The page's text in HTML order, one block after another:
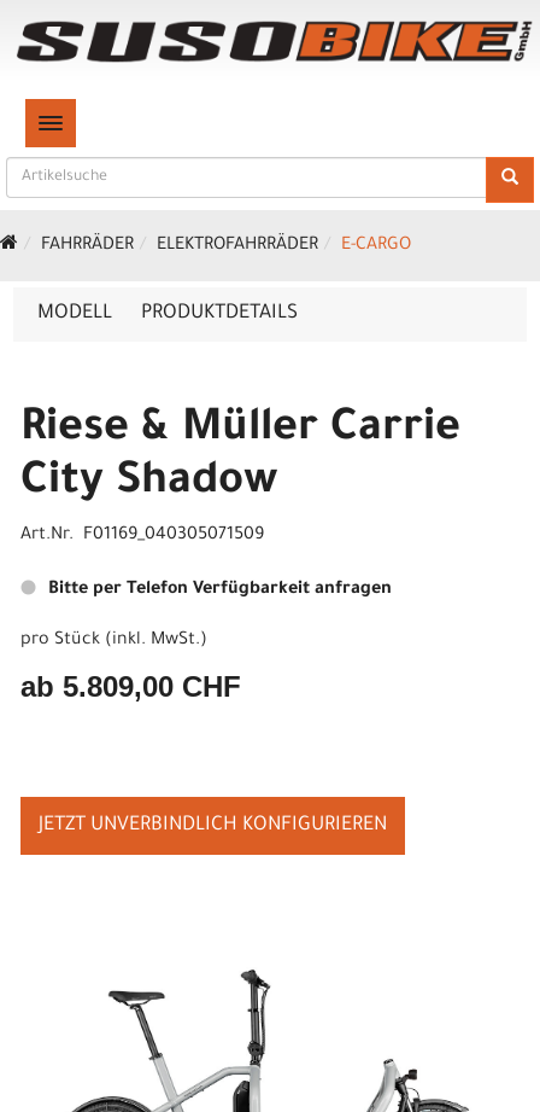
TOGGLE NAVIGATION
FAHRRÄDER ELEKTROFAHRRÄDER E-CARGO
MODELL PRODUKTDETAILS
Riese & Müller Carrie
City Shadow
Art.Nr. F01169_040305071509
Bitte per Telefon Verfügbarkeit anfragen
pro Stück (inkl. MwSt.)
ab 5.809,00 CHF
JETZT UNVERBINDLICH KONFIGURIEREN